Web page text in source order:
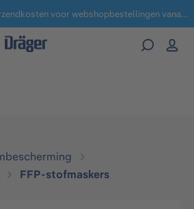
Geen administratie- en verzendkosten voor webshopbestellingen vanaf € 100,-.
FFP-stofmaskers​